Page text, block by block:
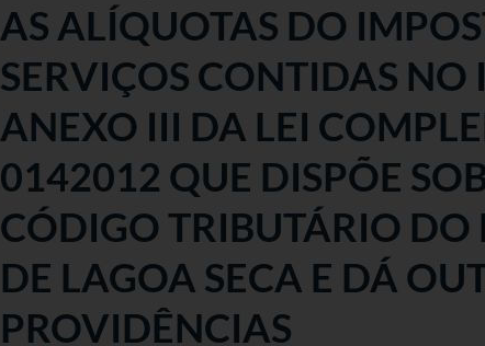
AS ALÍQUOTAS DO
SERVIÇOS CONTIDAS NO
ANEXO III DA LEI
0142012 QUE DISPÕE
CÓDIGO TRIBUTÁRIO
DE LAGOA SECA E DÁ
PROVIDÊNCIAS